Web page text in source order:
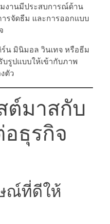
งานมีประสบการณ์ด้าน
รจัดธีม และการออกแบบ
น มินิมอล วินเทจ หรือธีม
รูปแบบให้เข้ากับภาพ
ตัว
ต์มาสกับ
ธุรกิจ
ณ์ที่ดีให้